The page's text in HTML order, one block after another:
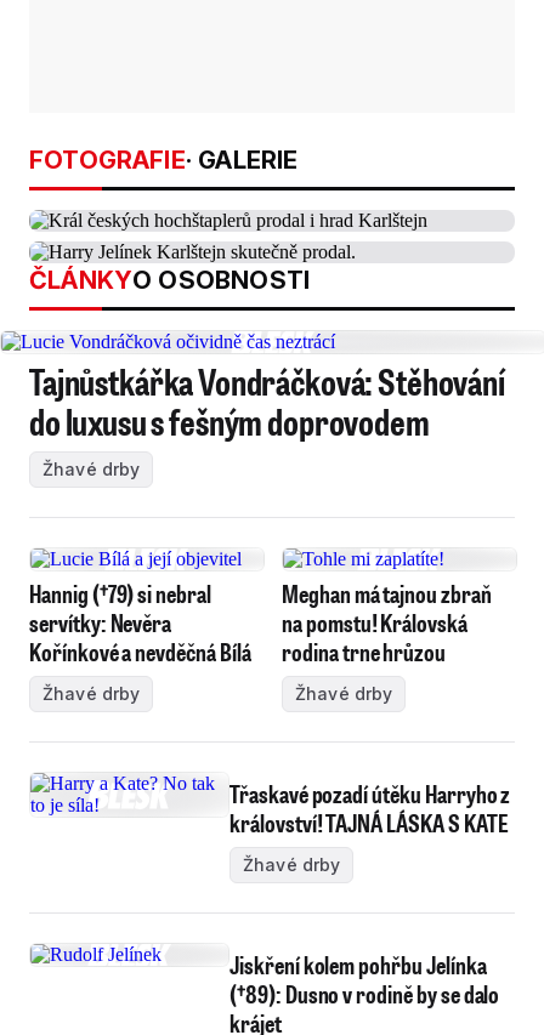
FOTOGRAFIE· GALERIE
ČLÁNKYO OSOBNOSTI
Tajnůstkářka Vondráčková: Stěhování
do luxusu s fešným doprovodem
Žhavé drby
Hannig (†79) si nebral
servítky: Nevěra
Kořínkové a nevděčná Bílá
Žhavé drby
Meghan má tajnou zbraň
na pomstu! Královská
rodina trne hrůzou
Žhavé drby
Třaskavé pozadí útěku Harryho z
království! TAJNÁ LÁSKA S KATE
Žhavé drby
Jiskření kolem pohřbu Jelínka
(†89): Dusno v rodině by se dalo
krájet